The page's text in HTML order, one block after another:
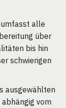
alle
über
bis hin
schwierigen
ausgewählten
vom